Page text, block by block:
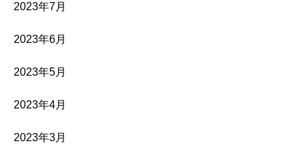
2023年7月
2023年6月
2023年5月
2023年4月
2023年3月